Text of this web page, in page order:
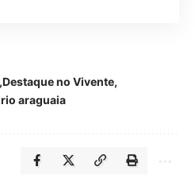
Destaque no Vivente
rio araguaia